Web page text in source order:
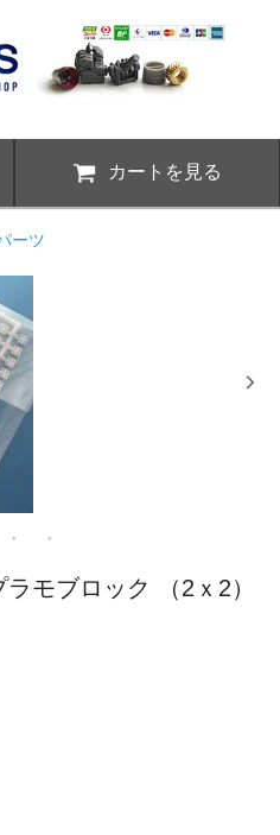
カートを見る
ーツ
モブロック （2ｘ2）